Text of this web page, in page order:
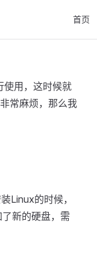
首页
使用，这时候就
常麻烦，那么我
Linux的时候，
新的硬盘，需